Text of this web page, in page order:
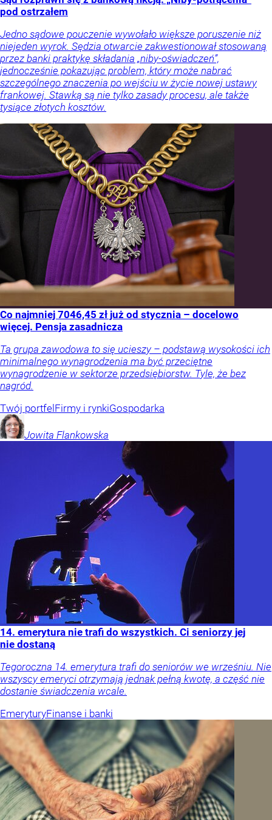
pod ostrzałem
Jedno sądowe pouczenie wywołało większe poruszenie niż
niejeden wyrok. Sędzia otwarcie zakwestionował stosowaną
przez banki praktykę składania „niby-oświadczeń”,
jednocześnie pokazując problem, który może nabrać
szczególnego znaczenia po wejściu w życie nowej ustawy
frankowej. Stawką są nie tylko zasady procesu, ale także
tysiące złotych kosztów.
Co najmniej 7046,45 zł już od stycznia – docelowo
więcej. Pensja zasadnicza
Ta grupa zawodowa to się ucieszy – podstawą wysokości ich
minimalnego wynagrodzenia ma być przeciętne
wynagrodzenie w sektorze przedsiębiorstw. Tyle, że bez
nagród.
Twój portfel Firmy i rynkiGospodarka
Jowita Flankowska
14. emerytura nie trafi do wszystkich. Ci seniorzy jej
nie dostaną
Tegoroczna 14. emerytura trafi do seniorów we wrześniu. Nie
wszyscy emeryci otrzymają jednak pełną kwotę, a część nie
dostanie świadczenia wcale.
EmeryturyFinanse i banki